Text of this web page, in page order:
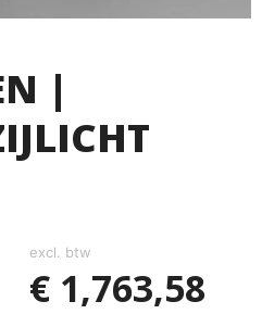
|
excl. btw
€ 1,763,58